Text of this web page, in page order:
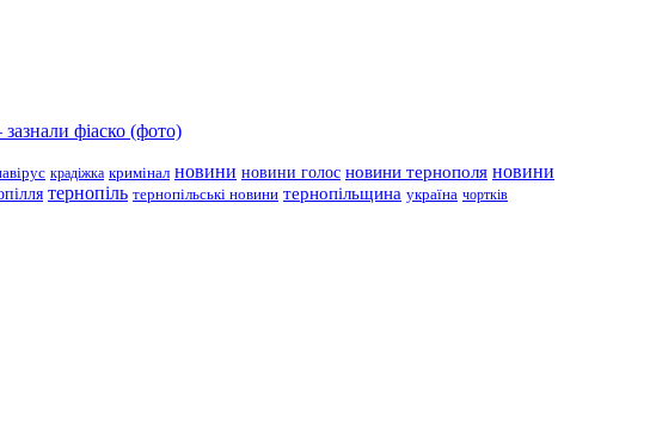
фіаско (фото)
крадіжка кримінал новини новини голос новини тернополя новини
тернопіль тернопільські новини тернопільщина україна чортків